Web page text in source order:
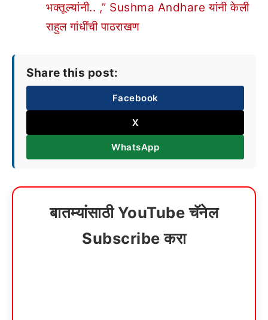
भक्तूल्यांनी.. ,” Sushma Andhare यांनी केली
राहुल गांधींची पाठराखण
Share this post:
Facebook
X
WhatsApp
बातम्यांसाठी YouTube चॅनेल
Subscribe करा